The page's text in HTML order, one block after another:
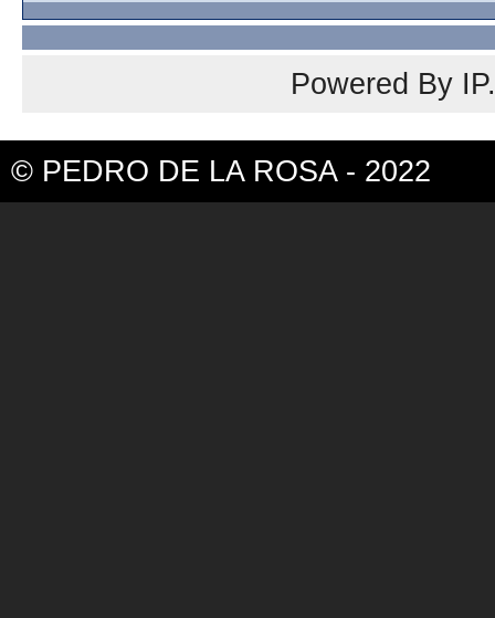
Powered By
© PEDRO DE LA ROSA - 2022